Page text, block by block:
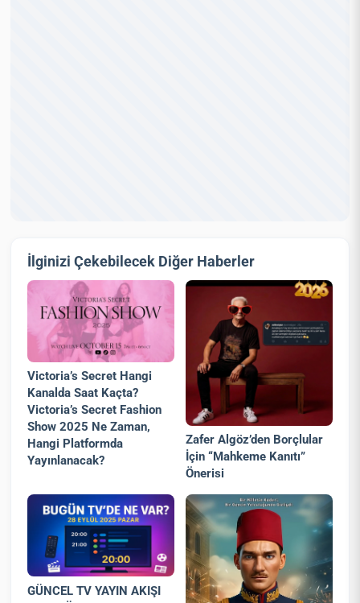
İlginizi Çekebilecek Diğer Haberler
Victoria’s Secret Hangi
Kanalda Saat Kaçta?
Victoria’s Secret Fashion
Show 2025 Ne Zaman,
Hangi Platformda
Yayınlanacak?
Zafer Algöz’den Borçlular
İçin “Mahkeme Kanıtı”
Önerisi
GÜNCEL TV YAYIN AKIŞI